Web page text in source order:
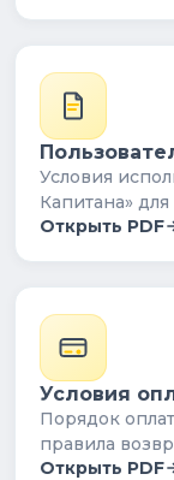
Условия
Капитана»
Открыть PDF
Условия
Порядок
правила
Открыть PDF